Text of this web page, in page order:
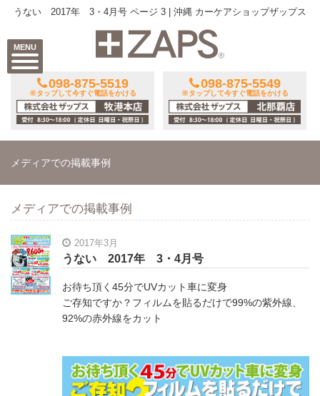
MENU
うない 2017年 3・4月号 ページ 3 | 沖縄 カーケアショップザップス
098-875-5519
※タップして今すぐ電話をかける
098-875-5549
※タップして今すぐ電話をかける
メディアでの掲載事例
メディアでの掲載事例
2017年3月
うない 2017年 3・4月号
お待ち頂く45分でUVカット車に変身
ご存知ですか？フィルムを貼るだけで99%の紫外線、
92%の赤外線をカット